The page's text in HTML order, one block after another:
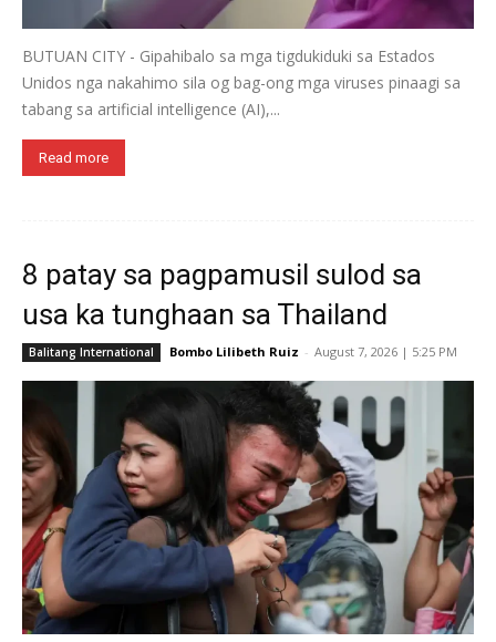
BUTUAN CITY - Gipahibalo sa mga tigdukiduki sa Estados
Unidos nga nakahimo sila og bag-ong mga viruses pinaagi sa
tabang sa artificial intelligence (AI),...
Read more
8 patay sa pagpamusil sulod sa
usa ka tunghaan sa Thailand
Balitang International Bombo Lilibeth Ruiz - August 7, 2026 | 5:25 PM